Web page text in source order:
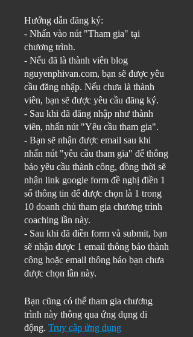
Hướng dẫn đăng ký:
- Nhấn vào nút "Tham gia" tại
chương trình.
- Nếu đã là thành viên blog
nguyenphivan.com, bạn sẽ được yêu
cầu đăng nhập. Nếu chưa là thành
viên, bạn sẽ được yêu cầu đăng ký.
- Sau khi đã đăng nhập như thành
viên, nhấn nút "Yêu cầu tham gia".
- Bạn sẽ nhận được email sau khi
nhấn nút "yêu cầu tham gia" để thông
báo yêu cầu thành công, đồng thời sẽ
nhận link google form đề nghị điền 1
số thông tin để được chọn là 1 trong
10 doanh chủ tham gia chương trình
coaching lần này.
- Sau khi đã điền form và submit, bạn
sẽ nhận được 1 email thông báo thành
công hoặc email thông báo bạn chưa
được chọn lần này.
Bạn cũng có thể tham gia chương
trình này thông qua ứng dụng di
động. Truy cập ứng dụng